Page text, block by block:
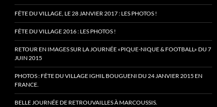
FÊTE DU VILLAGE, LE 28 JANVIER 2017 : LES PHOTOS !
FÊTE DU VILLAGE 2016 : LES PHOTOS !
RETOUR EN IMAGES SUR LA JOURNÉE «PIQUE-NIQUE & FOOTBALL» DU 7
JUIN 2015
PHOTOS : FÊTE DU VILLAGE IGHIL BOUGUENI DU 24 JANVIER 2015 EN
FRANCE.
BELLE JOURNÉE DE RETROUVAILLES À MARCOUSSIS.